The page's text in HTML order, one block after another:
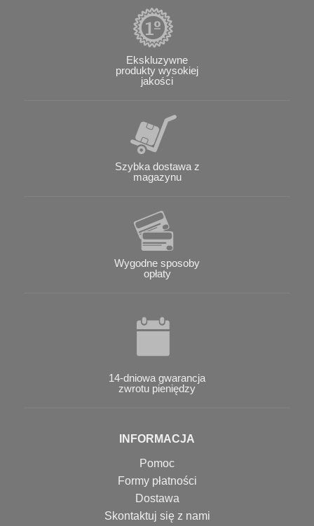
Ekskluzywne
produkty wysokiej
jakości
Szybka dostawa z
magazynu
Wygodne sposoby
opłaty
14-dniowa gwarancja
zwrotu pieniędzy
INFORMACJA
Pomoc
Formy płatności
Dostawa
Skontaktuj się z nami